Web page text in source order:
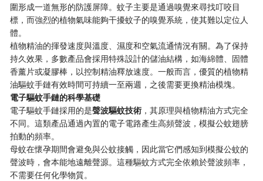
圍形成一道無形的防護屏障。蚊子主要是通過嗅覺來尋找叮咬目
標，而強烈的植物氣味能夠干擾蚊子的嗅覺系統，使其難以定位人
體。
植物精油的揮發速度與溫度、濕度和空氣流通情況有關。為了保持
持久效果，多數產品會採用特殊設計的儲油結構，如海綿體、固體
香薰片或凝膠棒，以控制精油釋放速度。一般而言，優質的植物精
油驅蚊手鏈有效時間可持續一至兩週，之後需要更換精油模塊。
電子驅蚊手鏈的科學基礎
電子驅蚊手鏈採用的是聲波驅蚊技術 ，其原理與植物精油方式完全
不同。這類產品通過內置的電子電路產生高頻聲波，模擬公蚊翅膀
拍動的頻率。
母蚊在懷孕期間會避免與公蚊接觸，因此當它們感知到模擬公蚊的
聲波時，會本能地遠離聲源。這種驅蚊方式完全依賴於聲波頻率，
不需要任何化學物質。